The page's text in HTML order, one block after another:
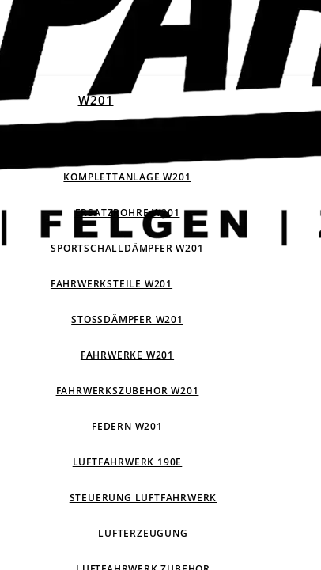
W201
KOMPLETTANLAGE W201
ERSATZROHRE W201
SPORTSCHALLDÄMPFER W201
FAHRWERKSTEILE W201
STOSSDÄMPFER W201
FAHRWERKE W201
FAHRWERKSZUBEHÖR W201
FEDERN W201
LUFTFAHRWERK 190E
STEUERUNG LUFTFAHRWERK
LUFTERZEUGUNG